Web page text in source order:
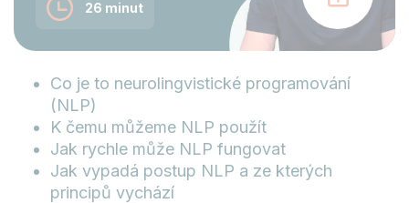
26 minut
Co je to neurolingvistické programování
(NLP)
K čemu můžeme NLP použít
Jak rychle může NLP fungovat
Jak vypadá postup NLP a ze kterých
principů vychází